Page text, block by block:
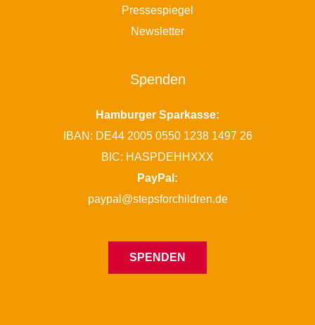
Pressespiegel
Newsletter
Spenden
Hamburger Sparkasse:
IBAN: DE44 2005 0550 1238 1497 26
BIC: HASPDEHHXXX
PayPal:
paypal@stepsforchildren.de
SPENDEN